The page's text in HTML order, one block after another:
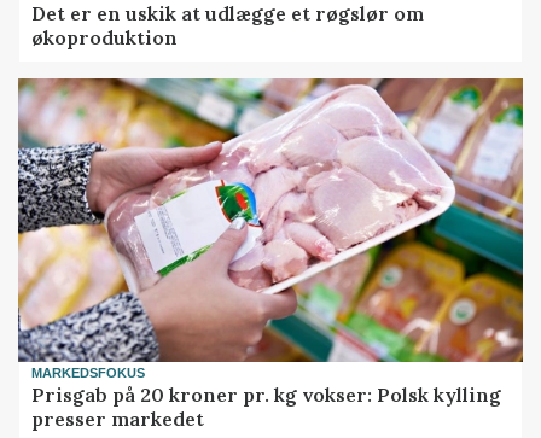
Det er en uskik at udlægge et røgslør om
økoproduktion
MARKEDSFOKUS
Prisgab på 20 kroner pr. kg vokser: Polsk kylling
presser markedet